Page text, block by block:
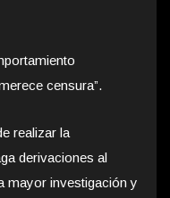
censura”.
realizar la
derivaciones al
mayor investigación y